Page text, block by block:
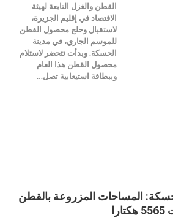
القطن والغزل التابعة لهيئة
الاقتصاد في إقليم الجزيرة،
لاستقبال وحلج محصول القطن
للموسم الجاري، في مدينة
الحسكة. وبدأت تتحضر لاستلام
محصول القطن هذا العام
وببطاقة استيعابية تصل…
الحسكة: المساحات المزروعة بالقطن